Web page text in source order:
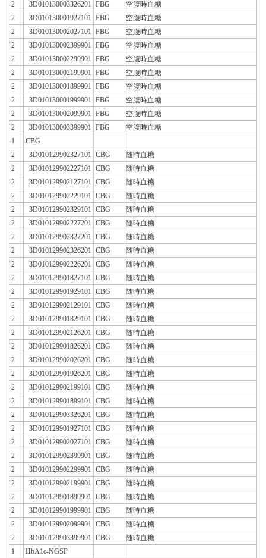
2
3D010130003326201 FBG
空腹時血糖
2
3D010130001927101 FBG
空腹時血糖
2
3D010130002027101 FBG
空腹時血糖
2
3D010130002399901 FBG
空腹時血糖
2
3D010130002299901 FBG
空腹時血糖
2
3D010130002199901 FBG
空腹時血糖
2
3D010130001899901 FBG
空腹時血糖
2
3D010130001999901 FBG
空腹時血糖
2
3D010130002099901 FBG
空腹時血糖
2
3D010130003399901 FBG
空腹時血糖
1
CBG
2
3D010129902327101 CBG
随時血糖
2
3D010129902227101 CBG
随時血糖
2
3D010129902127101 CBG
随時血糖
2
3D010129902229101 CBG
随時血糖
2
3D010129902329101 CBG
随時血糖
2
3D010129902227201 CBG
随時血糖
2
3D010129902327201 CBG
随時血糖
2
3D010129902326201 CBG
随時血糖
2
3D010129902226201 CBG
随時血糖
2
3D010129901827101 CBG
随時血糖
2
3D010129901929101 CBG
随時血糖
2
3D010129902129101 CBG
随時血糖
2
3D010129901829101 CBG
随時血糖
2
3D010129902126201 CBG
随時血糖
2
3D010129901826201 CBG
随時血糖
2
3D010129902026201 CBG
随時血糖
2
3D010129901926201 CBG
随時血糖
2
3D010129902199101 CBG
随時血糖
2
3D010129901899101 CBG
随時血糖
2
3D010129903326201 CBG
随時血糖
2
3D010129901927101 CBG
随時血糖
2
3D010129902027101 CBG
随時血糖
2
3D010129902399901 CBG
随時血糖
2
3D010129902299901 CBG
随時血糖
2
3D010129902199901 CBG
随時血糖
2
3D010129901899901 CBG
随時血糖
2
3D010129901999901 CBG
随時血糖
2
3D010129902099901 CBG
随時血糖
2
3D010129903399901 CBG
随時血糖
1
HbA1c-NGSP